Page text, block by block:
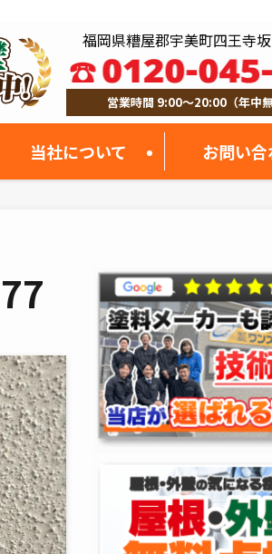
当社について お問い合
福岡県糟屋郡宇美町四王寺
営業時間 9:00～20:00（年中無